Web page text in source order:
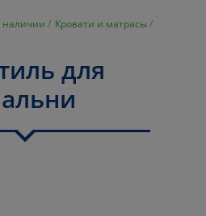
наличии / Кровати и матрасы /
для